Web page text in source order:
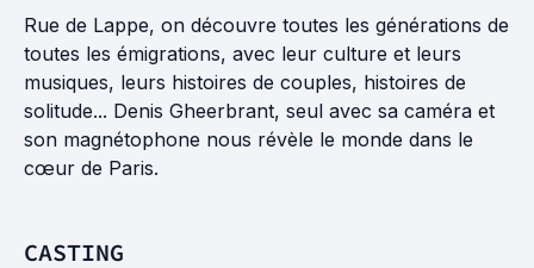
Rue de Lappe, on découvre toutes les générations de
toutes les émigrations, avec leur culture et leurs
musiques, leurs histoires de couples, histoires de
solitude... Denis Gheerbrant, seul avec sa caméra et
son magnétophone nous révèle le monde dans le
cœur de Paris.
CASTING